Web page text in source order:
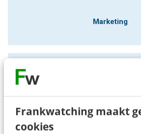
Frankwatching maakt
cookies
Marketing